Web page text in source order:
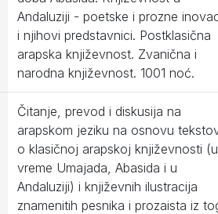
Andaluziji - poetske i prozne
i njihovi predstavnici. Postklasična
arapska književnost. Zvanična i
narodna književnost. 1001 noć.
Čitanje, prevod i diskusija na
arapskom jeziku na osnovu
o klasičnoj arapskoj književnosti (u
vreme Umajada, Abasida i u
Andaluziji) i književnih ilustracija
znamenitih pesnika i prozaista iz